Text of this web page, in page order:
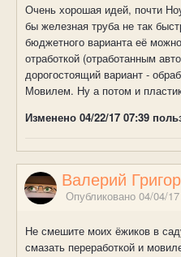
Очень хорошая идей, почти
бы железная труба не так
бюджетного варианта её
отработкой (отработанным
дорогостоящий вариант -
Мовилем. Ну а потом и
Изменено 04/22/17 07:39
Валерий
Опубликовано 04/04/
Не смешите моих ёжиков в
смазать переработкой и